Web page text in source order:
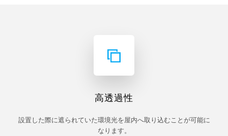
高透過性
設置した際に遮られていた環境光を屋内へ取り込むことが可能に
なります。